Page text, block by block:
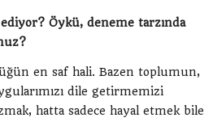
Öykü, deneme tarzında
en saf hali. Bazen toplumun,
dile getirmemizi
hatta sadece hayal etmek bile